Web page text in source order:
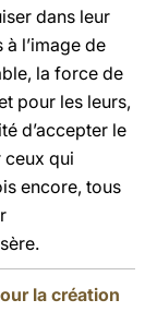
dans leur
l’image de
la force de
pour les leurs,
d’accepter le
ceux qui
encore, tous
la création